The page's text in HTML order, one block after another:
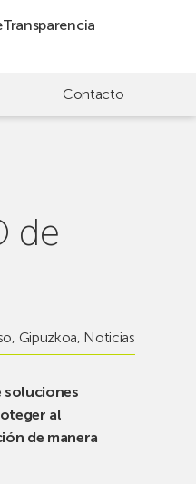
Transparencia
Contacto
de
, Gipuzkoa, Noticias
soluciones
al
de manera